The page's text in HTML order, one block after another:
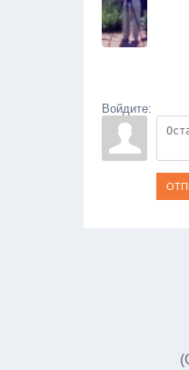
Войдите: